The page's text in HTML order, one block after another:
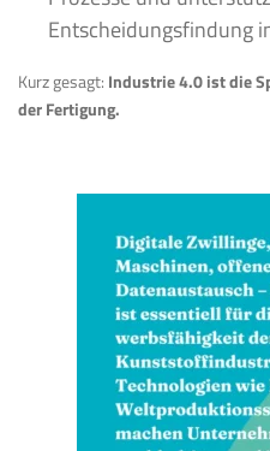
Entscheidungsfindung
Kurz gesagt: Industrie 4.0 ist die
der Fertigung.